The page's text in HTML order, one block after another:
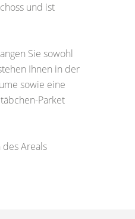
und ist
Sie sowohl
Ihnen in der
sowie eine
Parket
Areals